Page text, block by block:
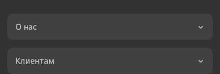
О нас
Клиентам